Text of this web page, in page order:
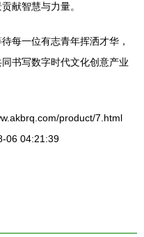
献智慧与力量。
每一位有志青年挥洒才华，
书写数字时代文化创意产业
product/7.html
06 04:21:39